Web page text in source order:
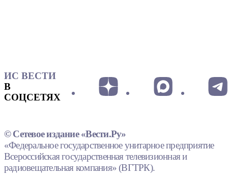
ИС ВЕСТИ
В
СОЦСЕТЯХ
© Сетевое издание «Вести.Ру»
«Федеральное государственное унитарное предприятие
Всероссийская государственная телевизионная и
радиовещательная компания» (ВГТРК).